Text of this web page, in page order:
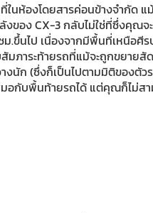
นห้องโดยสารค่อนข้างจำกัด แม้
งของ CX-3 กลับไม่ใช่ที่ซึ่งคุณ
.ขึ้นไป เนื่องจากมีพื้นที่เหนือศีร
มภาระท้ายรถที่แม้จะถูกขยายสั
งนัก (ซึ่งก็เป็นไปตามมิติของตัว
อกับพื้นท้ายรถได้ แต่คุณก็ไม่สา